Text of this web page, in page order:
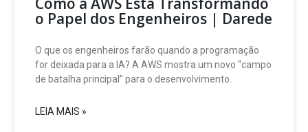
o Papel dos Engenheiros | Darede
O que os engenheiros farão quando a programação
for deixada para a IA? A AWS mostra um novo “campo
de batalha principal” para o desenvolvimento.
LEIA MAIS »